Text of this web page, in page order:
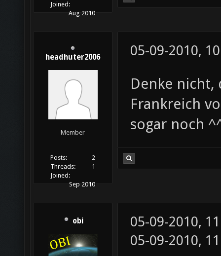
Joined:
Aug 2010
headhuter2006
Member
Posts:
2
Threads:
1
Joined:
Sep 2010
05-09-2010,
Denke nicht,
Frankreich
sogar noch
obi
05-09-2010,
05-09-2010,